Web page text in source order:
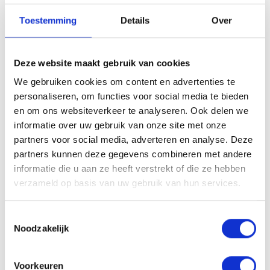
Toestemming Details Over
Deze website maakt gebruik van cookies
We gebruiken cookies om content en advertenties te
personaliseren, om functies voor social media te bieden
en om ons websiteverkeer te analyseren. Ook delen we
informatie over uw gebruik van onze site met onze
partners voor social media, adverteren en analyse. Deze
partners kunnen deze gegevens combineren met andere
informatie die u aan ze heeft verstrekt of die ze hebben
verzameld op basis van uw gebruik van hun services.
Noodzakelijk
Voorkeuren
Le conseil de nos coiffeurs
Utilisez la Strong Hold Hairspray comme dernière étape pour
maintenir votre coiffure en place toute la journée. Vaporisez en
chignons, les coiffures lisses ou pour renforcer la tenue des looks
réalisés au brushing.
Ingrédients
Dimethyl Ether, Alcohol Denat., Aqua (Water, Eau),
Acrylates/Hydroxyesters Acrylates Copolymer, Aminomethyl
Propanol, Parfum (Fragrance), Isopropyl Myristate, Benzoic Acid,
Geraniol, Limonene, Linalool.*
*Les ingrédients et l’emballage peuvent être modifiés. Veuillez
toujours consulter l’étiquette du produit pour les informations les plus